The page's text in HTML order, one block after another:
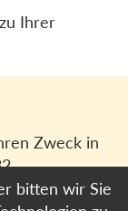
Ihrer
Zweck in
der
bitten wir Sie